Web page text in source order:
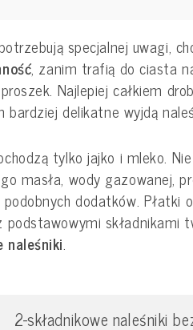
specjalnej uwagi,
, zanim trafią do ciasta
Najlepiej całkiem
bardziej delikatne wyjdą
tylko jajko i mleko.
masła, wody gazowanej,
dodatków. Płatki
składnikami
naleśniki.
2-składnikowe naleśniki